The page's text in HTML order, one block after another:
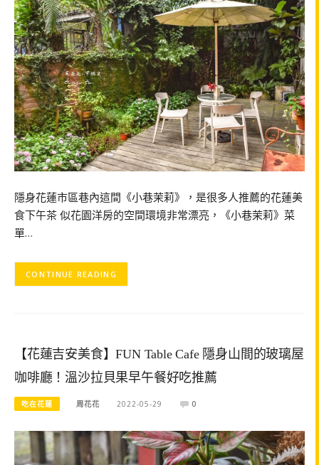
隱身花蓮市區巷內這間《小巷茉莉》，是很多人推薦的花蓮美
食下午茶 似花園洋房的空間環境非常漂亮，《小巷茉莉》菜
單…
CONTINUE READING
【花蓮吉安美食】FUN Table Cafe 隱身山間的玻璃屋
咖啡廳！溫沙拉貝果早午餐好吃推薦
吃在花蓮 周花花 2022-05-29 0